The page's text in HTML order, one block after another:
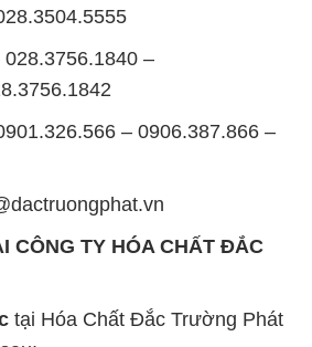
sáng: từ 8h đến 11h – Buổi
17h
8h đến 11h – Buổi chiều: từ